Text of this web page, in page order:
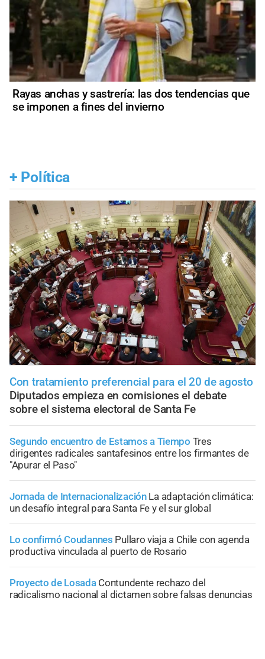
Rayas anchas y sastrería: las dos tendencias que
se imponen a fines del invierno
+ Política
Con tratamiento preferencial para el 20 de agosto
Diputados empieza en comisiones el debate
sobre el sistema electoral de Santa Fe
Segundo encuentro de Estamos a Tiempo Tres
dirigentes radicales santafesinos entre los firmantes de
"Apurar el Paso"
Jornada de Internacionalización La adaptación climática:
un desafío integral para Santa Fe y el sur global
Lo confirmó Coudannes Pullaro viaja a Chile con agenda
productiva vinculada al puerto de Rosario
Proyecto de Losada Contundente rechazo del
radicalismo nacional al dictamen sobre falsas denuncias